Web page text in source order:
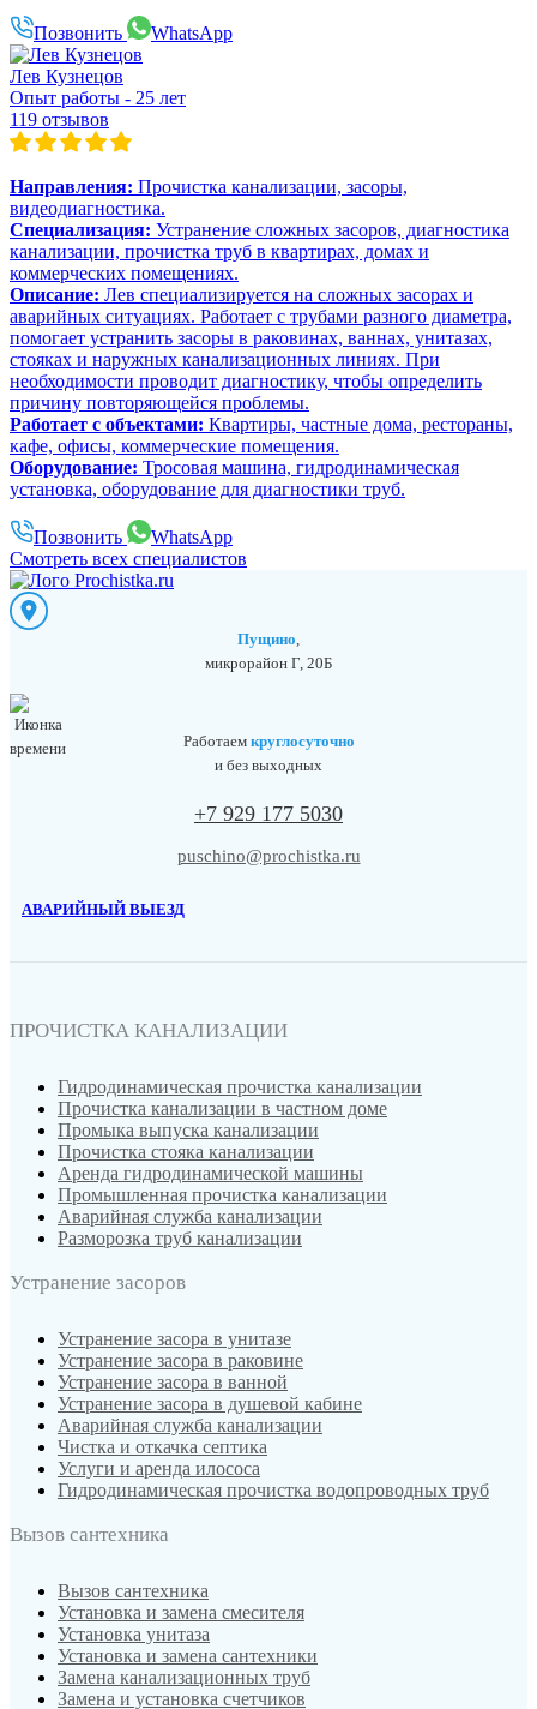
Позвонить WhatsApp
Лев Кузнецов
Опыт работы - 25 лет
119 отзывов
Направления: Прочистка канализации, засоры,
видеодиагностика.
Специализация: Устранение сложных засоров, диагностика
канализации, прочистка труб в квартирах, домах и
коммерческих помещениях.
Описание: Лев специализируется на сложных засорах и
аварийных ситуациях. Работает с трубами разного диаметра,
помогает устранить засоры в раковинах, ваннах, унитазах,
стояках и наружных канализационных линиях. При
необходимости проводит диагностику, чтобы определить
причину повторяющейся проблемы.
Работает с объектами: Квартиры, частные дома, рестораны,
кафе, офисы, коммерческие помещения.
Оборудование: Тросовая машина, гидродинамическая
установка, оборудование для диагностики труб.
Позвонить
WhatsApp
Смотреть всех специалистов
Пущино
микрорайон Г, 20Б
Работаем круглосуточно
и без выходных
+7 929 177 5030
puschino@prochistka.ru
АВАРИЙНЫЙ ВЫЕЗД
ПРОЧИСТКА КАНАЛИЗАЦИИ
Гидродинамическая прочистка канализации
Прочистка канализации в частном доме
Промыка выпуска канализации
Прочистка стояка канализации
Аренда гидродинамической машины
Промышленная прочистка канализации
Аварийная служба канализации
Разморозка труб канализации
Устранение засоров
Устранение засора в унитазе
Устранение засора в раковине
Устранение засора в ванной
Устранение засора в душевой кабине
Аварийная служба канализации
Чистка и откачка септика
Услуги и аренда илососа
Гидродинамическая прочистка водопроводных труб
Вызов сантехника
Вызов сантехника
Установка и замена смесителя
Установка унитаза
Установка и замена сантехники
Замена канализационных труб
Замена и установка счетчиков